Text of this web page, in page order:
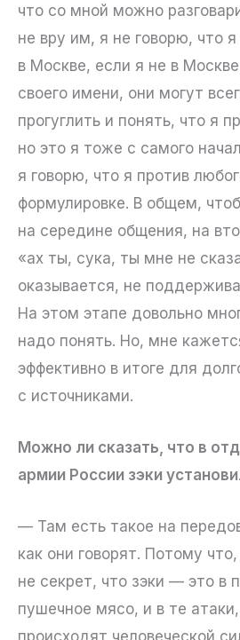
что со мной можно
не вру им, я не говорю, что
в Москве, если я не в
своего имени, они могут
прогуглить и понять, что я
но это я тоже с самого
я говорю, что я против
формулировке. В общем,
на середине общения, на
«ах ты, сука, ты мне не
оказывается, не
На этом этапе довольно
надо понять. Но, мне
эффективно в итоге для
с источниками.
Можно ли сказать, что в
армии России зэки
— Там есть такое на
как они говорят. Потому
не секрет, что зэки — это в
пушечное мясо, и в те